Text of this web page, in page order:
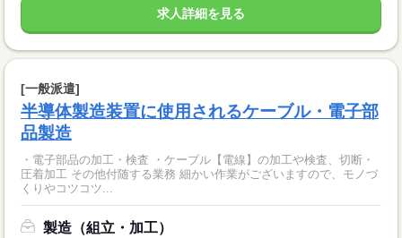
求人詳細を見る
[一般派遣]
半導体製造装置に使用されるケーブル・電子部
品製造
・電子部品の加工・検査 ・ケーブル【電線】の加工や検査、切断・
圧着加工 その他付随する業務 細かい作業がございますので、モノづ
くりやコツコツ...
製造（組立・加工）